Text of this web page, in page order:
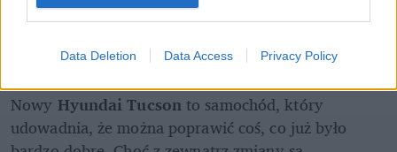
Data Deletion Data Access Privacy Policy
metamorfozie
Nowy Hyundai Tucson to samochód, który
udowadnia, że można poprawić coś, co już było